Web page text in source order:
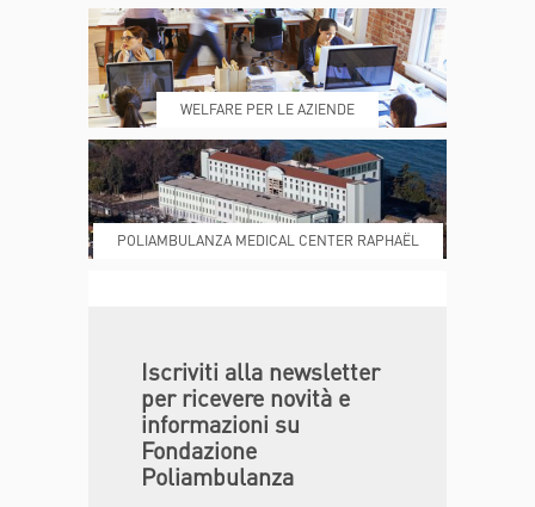
REFERTI REPARTI
DONA ORA MAGAZINE
WELFARE PER LE AZIENDE
POLIAMBULANZA MEDICAL CENTER RAPHAËL
Iscriviti alla newsletter
per ricevere novità e
informazioni su
Fondazione
Poliambulanza